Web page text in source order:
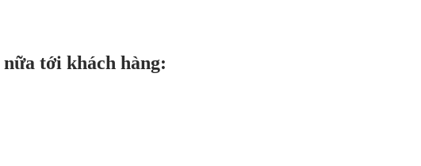
nữa tới khách hàng: